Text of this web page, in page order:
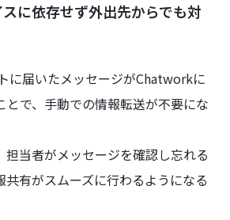
に依存せず外出先からでも対
に届いたメッセージがChatworkに
とで、手動での情報転送が不要にな
担当者がメッセージを確認し忘れる
共有がスムーズに行わるようになる